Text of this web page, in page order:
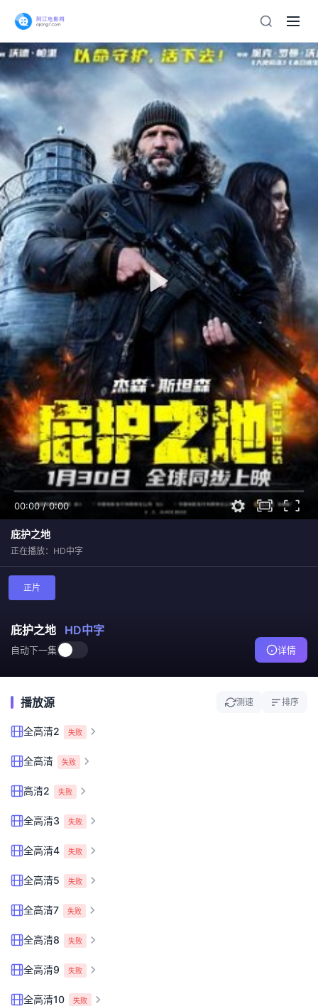
00:00/0:00
庇护之地
正在播放：HD中字
正片
庇护之地 HD中字
自动下一集 详情
播放源 测速 排序
全高清2 失败
全高清 失败
高清2 失败
全高清3 失败
全高清4 失败
全高清5 失败
全高清7 失败
全高清8 失败
全高清9 失败
全高清10 失败